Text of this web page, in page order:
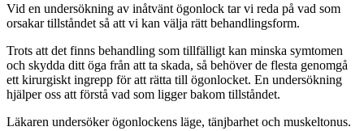
Vid en undersökning av inåtvänt ögonlock tar vi reda på vad som
orsakar tillståndet så att vi kan välja rätt behandlingsform.
Trots att det finns behandling som tillfälligt kan minska symtomen
och skydda ditt öga från att ta skada, så behöver de flesta genomgå
ett kirurgiskt ingrepp för att rätta till ögonlocket. En undersökning
hjälper oss att förstå vad som ligger bakom tillståndet.
Läkaren undersöker ögonlockens läge, tänjbarhet och muskeltonus.